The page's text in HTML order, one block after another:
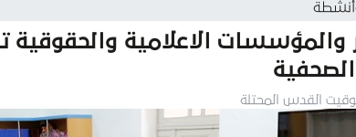
وأنشطة
والمؤسسات الاعلامية